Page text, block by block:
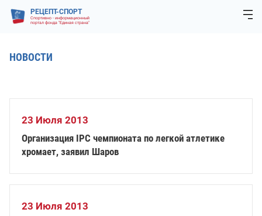
РЕЦЕПТ-СПОРТ
Спортивно - информационный
портал фонда "Единая страна"
НОВОСТИ
23 Июля 2013
Организация IPC чемпионата по легкой атлетике
хромает, заявил Шаров
23 Июля 2013